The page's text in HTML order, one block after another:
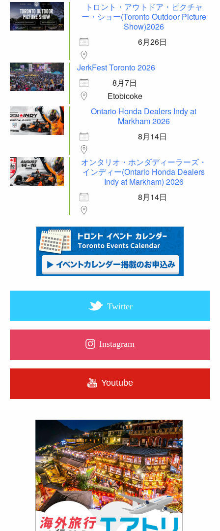
トロント・アウトドア・ピクチャ
ー・ショー(Toronto Outdoor Picture
Show)2026
6月26日
JerkFest Toronto 2026
8月7日
Etobicoke
Ontario Honda Dealers Indy at
Markham 2026
8月14日
オンタリオ・ホンダディーラーズ・
インディー(Ontario Honda Dealers
Indy at Markham) 2026
8月14日
Twitter
Instagram
Youtube